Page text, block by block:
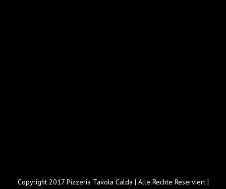
Copyright 2017 Pizzeria Tavola Calda | Alle Rechte Reserviert |